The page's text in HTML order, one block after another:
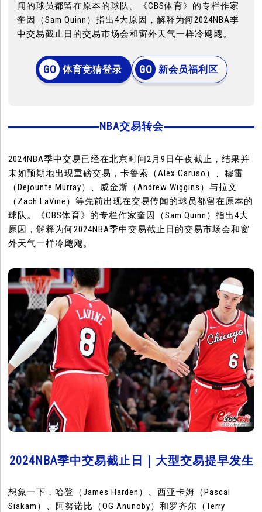
闻的球员都留在原本的球队。《CBS体育》的专栏作家
奎因（Sam Quinn）指出4大原因，解释为何2024NBA季
中交易截止日的交易市场会和窗外天气一样冷飕飕。
体育竞猜登录 新会员福利区
NBA交易转会
2024NBA季中交易已经在北京时间2月9日午夜截止，结果并
未如预期地出现重磅交易，卡鲁索（Alex Caruso）、穆雷
（Dejounte Murray）、威金斯（Andrew Wiggins）与拉文
（Zach LaVine）等先前出现在交易传闻的球员都留在原本的
球队。《CBS体育》的专栏作家奎因（Sam Quinn）指出4大
原因，解释为何2024NBA季中交易截止日的交易市场会和窗
外天气一样冷飕飕。
2024NBA季中交易截止日｜大型交易提早发生
想象一下，哈登（James Harden）、西亚卡姆（Pascal
Siakam）、阿努诺比（OG Anunoby）和罗齐尔（Terry